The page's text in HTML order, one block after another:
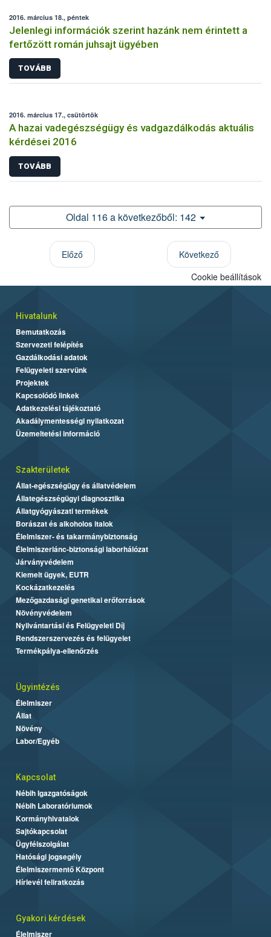
2016. március 18., péntek
Jelenlegi információk szerint hazánk nem érintett a
fertőzött román juhsajt ügyében
TOVÁBB
2016. március 17., csütörtök
A hazai vadegészségügy és vadgazdálkodás aktuális
kérdései 2016
TOVÁBB
Oldal 116 a következőből: 142
Előző
Következő
Cookie beállítások
Hivatalunk
Bemutatkozás
Szervezeti felépítés
Gazdálkodási adatok
Felügyeleti szervünk
Projektek
Kapcsolódó linkek
Adatkezelési tájékoztató
Akadálymentességi nyilatkozat
Üzemeltetési információ
Szakterületek
Állat-egészségügy és állatvédelem
Állategészségügyi diagnosztika
Állatgyógyászati termékek
Borászat és alkoholos italok
Élelmiszer- és takarmánybiztonság
Élelmiszerlánc-biztonsági laborhálózat
Járványvédelem
Kiemelt ügyek, EUTR
Kockázatkezelés
Mezőgazdasági genetikai erőforrások
Növényvédelem
Nyilvántartási és Felügyeleti Díj
Rendszerszervezés és felügyelet
Termékpálya-ellenőrzés
Ügyintézés
Élelmiszer
Állat
Növény
Labor/Egyéb
Kapcsolat
Nébih Igazgatóságok
Nébih Laboratóriumok
Kormányhivatalok
Sajtókapcsolat
Ügyfélszolgálat
Hatósági jogsegély
Élelmiszermentő Központ
Hírlevél feliratkozás
Gyakori kérdések
Élelmiszer